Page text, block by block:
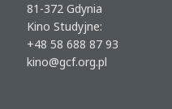
81-372 Gdynia
Kino Studyjne:
+48 58 688 87 93
kino@gcf.org.pl